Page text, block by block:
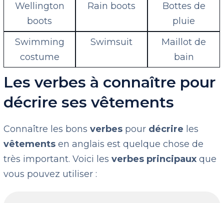
Wellington
boots
Rain boots
Bottes de
pluie
Swimming
costume
Swimsuit
Maillot de
bain
Les verbes à connaître pour
décrire ses vêtements
Connaître les bonsverbes pour décrire les
vêtementsen anglais est quelque chose de
très important. Voici lesverbes principaux que
vous pouvez utiliser :